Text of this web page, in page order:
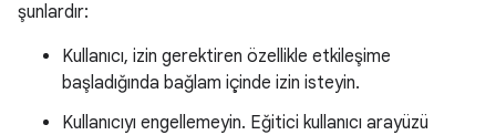
şunlardır:
Kullanıcı, izin gerektiren özellikle etkileşime
başladığında bağlam içinde izin isteyin.
Kullanıcıyı engellemeyin. Eğitici kullanıcı arayüzü